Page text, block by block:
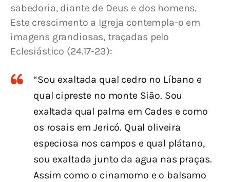
sabedoria, diante de Deus e dos homens.
Este crescimento a Igreja contempla-o em
imagens grandiosas, traçadas pelo
Eclesiástico (24.17-23):
“Sou exaltada qual cedro no Líbano e
qual cipreste no monte Sião. Sou
exaltada qual palma em Cades e como
os rosais em Jericó. Qual oliveira
especiosa nos campos e qual plátano,
sou exaltada junto da agua nas praças.
Assim como o cinamomo e o balsamo